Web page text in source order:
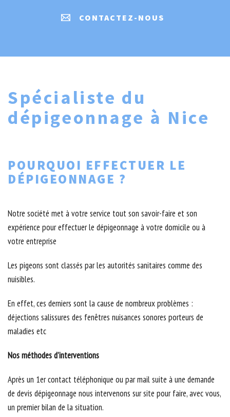
CONTACTEZ-NOUS
Spécialiste du
dépigeonnage à Nice
POURQUOI EFFECTUER LE
DÉPIGEONNAGE ?
Notre société met à votre service tout son savoir-faire et son
expérience pour effectuer le dépigeonnage à votre domicile ou à
votre entreprise
Les pigeons sont classés par les autorités sanitaires comme des
nuisibles.
En effet, ces derniers sont la cause de nombreux problèmes :
déjections salissures des fenêtres nuisances sonores porteurs de
maladies etc
Nos méthodes d’interventions
Après un 1er contact téléphonique ou par mail suite à une demande
de devis dépigeonnage nous intervenons sur site pour faire, avec vous,
un premier bilan de la situation.